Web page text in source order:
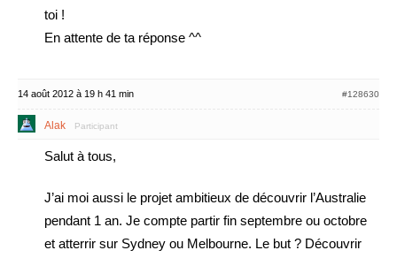
toi !
En attente de ta réponse ^^
14 août 2012 à 19 h 41 min #128630
Alak Participant
Salut à tous,
J’ai moi aussi le projet ambitieux de découvrir l’Australie
pendant 1 an. Je compte partir fin septembre ou octobre
et atterrir sur Sydney ou Melbourne. Le but ? Découvrir